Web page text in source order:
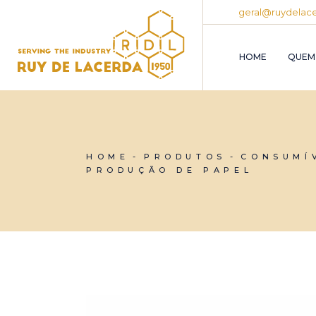
HOME
HOME PRODUTOS
PRODUÇÃO DE PAPEL